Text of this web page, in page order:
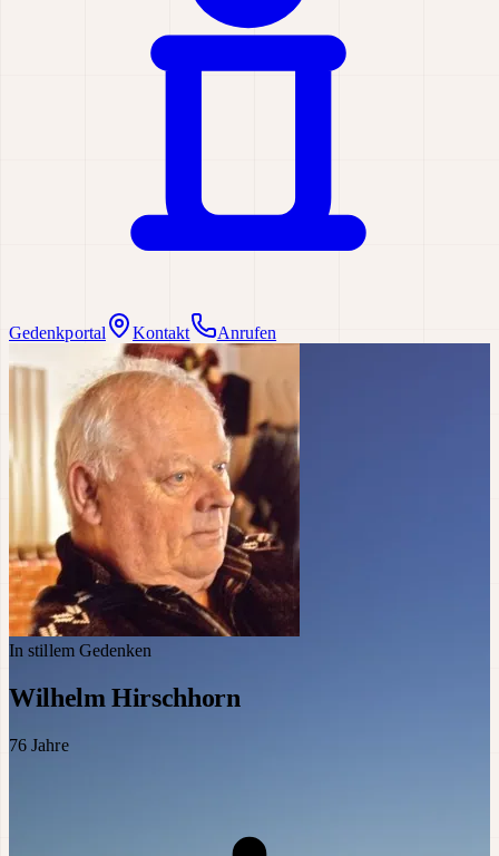
Gedenkportal Kontakt Anrufen
In stillem Gedenken
Wilhelm Hirschhorn
76 Jahre